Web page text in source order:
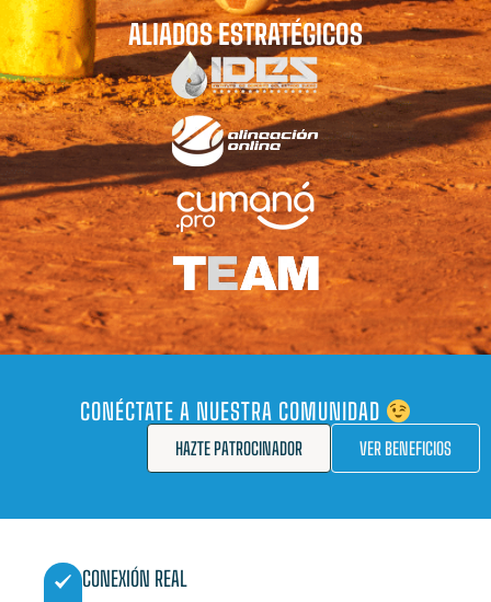
ALIADOS ESTRATÉGICOS
CONÉCTATE A NUESTRA COMUNIDAD
VER BENEFICIOS
HAZTE PATROCINADOR
CONEXIÓN REAL